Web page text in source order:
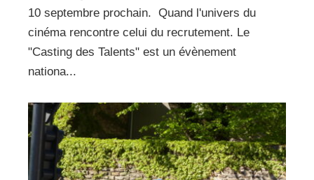
10 septembre prochain. Quand l'univers du
cinéma rencontre celui du recrutement. Le
"Casting des Talents" est un évènement
nationa...